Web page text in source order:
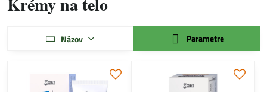
Názov Parametre